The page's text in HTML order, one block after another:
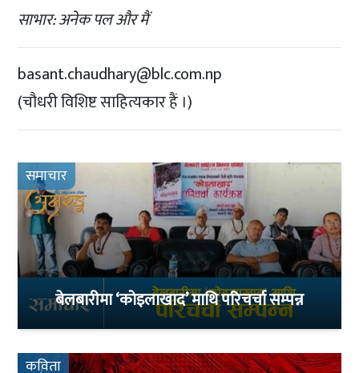
साभार: अनेक पल और मैं
basant.chaudhary@blc.com.np
(चौधरी विशिष्ट साहित्यकार हैं ।)
समाचार
बेलबारीमा ‘कोइलाखाद’ माथि परिचर्चा सम्पन्न
कविता